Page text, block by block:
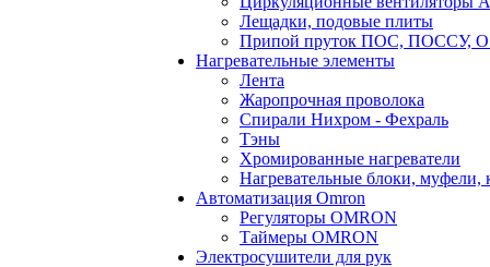
Лещадки, подовые плиты
Припой пруток ПОС, ПОССУ,
Нагревательные элементы
Лента
Жаропрочная проволока
Спирали Нихром - Фехраль
Тэны
Хромированные нагреватели
Нагревательные блоки, муфели,
Автоматизация Omron
Регуляторы OMRON
Таймеры OMRON
Электросушители для рук